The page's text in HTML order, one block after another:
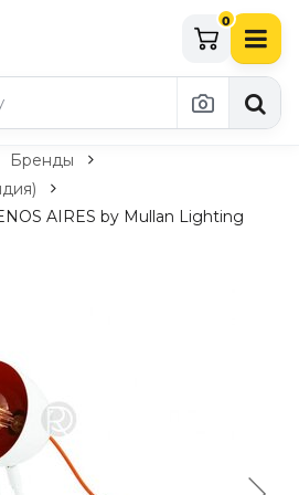
0
Бренды
AIRES by Mullan Lighting